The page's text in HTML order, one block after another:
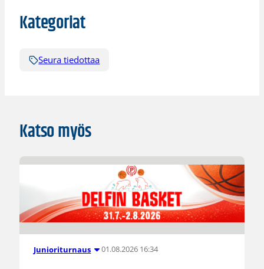
Kategoriat
Seura tiedottaa
Katso myös
Junioriturnaus 01.08.2026 16:34